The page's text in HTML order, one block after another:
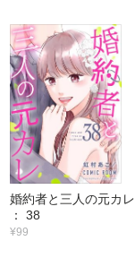
婚約者と三人の元カレ
： 38
¥99